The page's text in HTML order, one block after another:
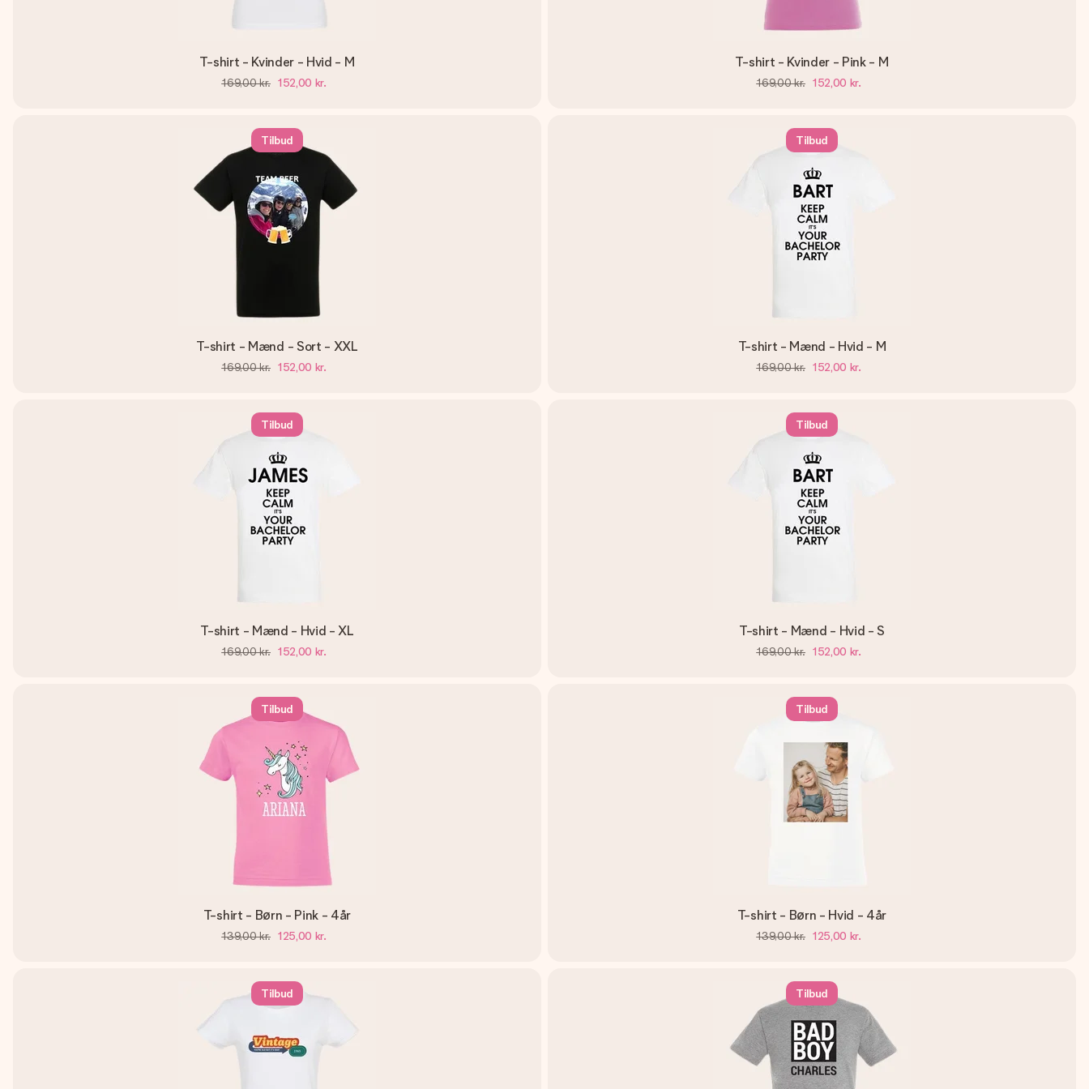
T-shirt - Kvinder - Hvid - M
169,00 kr. 152,00 kr.
T-shirt - Kvinder - Pink - M
169,00 kr. 152,00 kr.
Tilbud
T-shirt - Mænd - Sort - XXL
169,00 kr. 152,00 kr.
Tilbud
T-shirt - Mænd - Hvid - M
169,00 kr. 152,00 kr.
Tilbud
T-shirt - Mænd - Hvid - XL
169,00 kr. 152,00 kr.
Tilbud
T-shirt - Mænd - Hvid - S
169,00 kr. 152,00 kr.
Tilbud
T-shirt - Børn - Pink - 4år
139,00 kr. 125,00 kr.
Tilbud
T-shirt - Børn - Hvid - 4år
139,00 kr. 125,00 kr.
Tilbud Tilbud